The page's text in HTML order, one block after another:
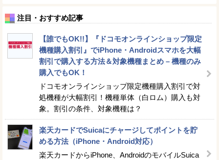
注目・おすすめ記事
【誰でもOK!!】『ドコモオンラインショップ限定
機種購入割引』でiPhone・Androidスマホを大幅
割引で購入する方法＆対象機種まとめ – 機種のみ
購入でもOK！
ドコモオンラインショップ限定機種購入割引で対
処機種が大幅割引！機種単体（白ロム）購入も対
象。割引の条件、対象機種は？
楽天カードでSuicaにチャージしてポイントを貯
める方法（iPhone・Android対応）
楽天カードからiPhone、AndroidのモバイルSuica